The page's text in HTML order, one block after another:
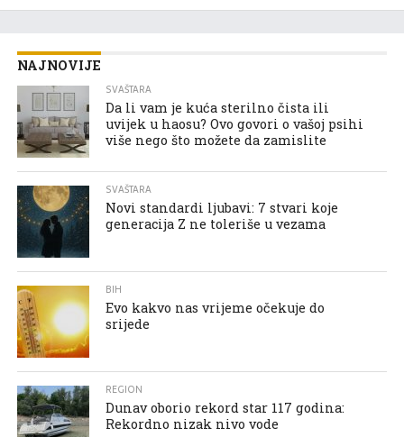
NAJNOVIJE
SVAŠTARA
Da li vam je kuća sterilno čista ili
uvijek u haosu? Ovo govori o vašoj psihi
više nego što možete da zamislite
SVAŠTARA
Novi standardi ljubavi: 7 stvari koje
generacija Z ne toleriše u vezama
BIH
Evo kakvo nas vrijeme očekuje do
srijede
REGION
Dunav oborio rekord star 117 godina:
Rekordno nizak nivo vode